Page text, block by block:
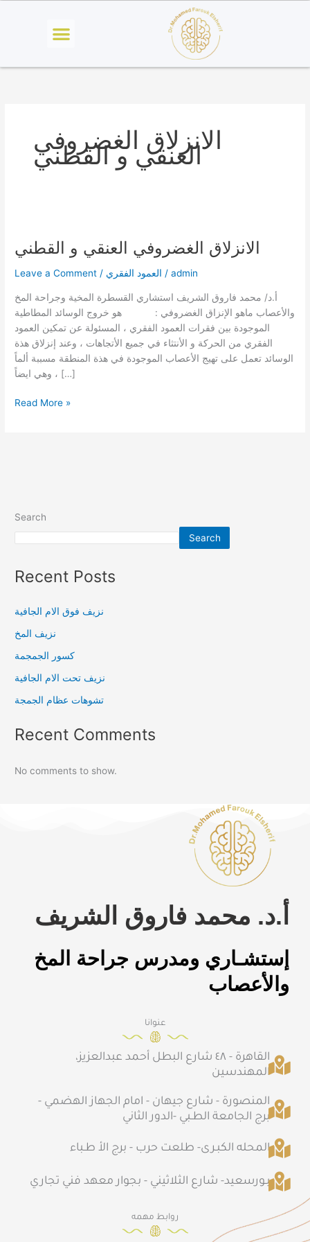
Menu
الانزلاق الغضروفي
العنقي و القطني
الانزلاق الغضروفي العنقي و القطني
Leave a Comment / العمود الفقري /admin
أ.د/ محمد فاروق الشريف استشاري القسطرة المخية وجراحة المخ
والأعصاب ماهو الإنزاق الغضروفي : هو خروج الوسائد المطاطية
الموجودة بين فقرات العمود الفقري ، المسئولة عن تمكين العمود
الفقري من الحركة و الأنتثاء في جميع الأتجاهات ، وعند إنزلاق هذة
الوسائد تعمل على تهيج الأعصاب الموجودة في هذة المنطقة مسببة ألماً
، وهي ايضاً […]
العنقي
و
القطني
Read More »
Search
Search
Recent Posts
نزيف فوق الام الجافية
نزيف المخ
كسور الجمجمة
نزيف تحت الام الجافية
تشوهات عظام الجمجة
Recent Comments
No comments to show.
روابط مهمه
عنوانا
القاهرة - ٤٨ شارع البطل أحمد عبدالعزيز،
المهندسين
المنصورة - شارع جيهان - امام الجهاز الهضمي -
برج الجامعة الطـبي -الدور الثاني
المحله الكبـرى- طلعت حرب - برج الأ طـباء
بـورسعيد- شارع الثلاثيني - بجوار معهد فني تجاري
أ.د. محمد فاروق الشريف
إستشـاري ومدرس جراحة المخ
والأعصاب